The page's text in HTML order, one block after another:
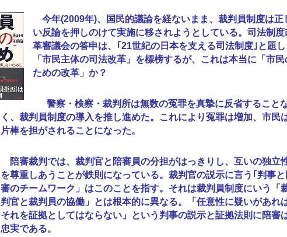
今年(2009年)、国民的議論を経ないまま、裁判員制度は正
い反論を押しのけて実施に移されようとしている。司法制度
革審議会の答申は、｢21世紀の日本を支える司法制度｣と題し
「市民主体の司法改革」を標榜するが、これは本当に「市民
ための改革」か？
警察・検察・裁判所は無数の冤罪を真摯に反省すること
く、裁判員制度の導入を推し進めた。これにより冤罪は増加、市民
片棒を担がされることになった。
陪審裁判では、裁判官と陪審員の分担がはっきりし、互いの独立
を尊重しあうことが鉄則になっている。裁判官の説示に言う｢判事と
審のチームワーク」はこのことを指す。それは裁判員制度にいう「
判官と裁判員の協働」とは根本的に異なる。「任意性に疑いがあれ
それを証拠としてはならない」という判事の説示と証拠法則に陪審
忠実である。